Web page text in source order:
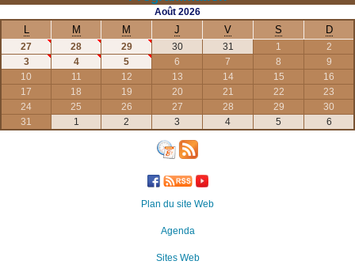
Août 2026
M M J V S D
27 28 29 30 31 1
2
3
4 5 6 7 8
9
10
11 12 13 14 15
16
17
18 19 20 21 22
23
24
25 26 27 28 29
30
31
1 2 3 4 5 6
Plan du site Web
Agenda
Sites Web